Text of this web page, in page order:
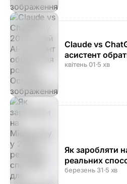
Claude vs
асистент
квітень 01·5 хв
Як заробляти
реальних
фрилансерів
березень 31·5 хв